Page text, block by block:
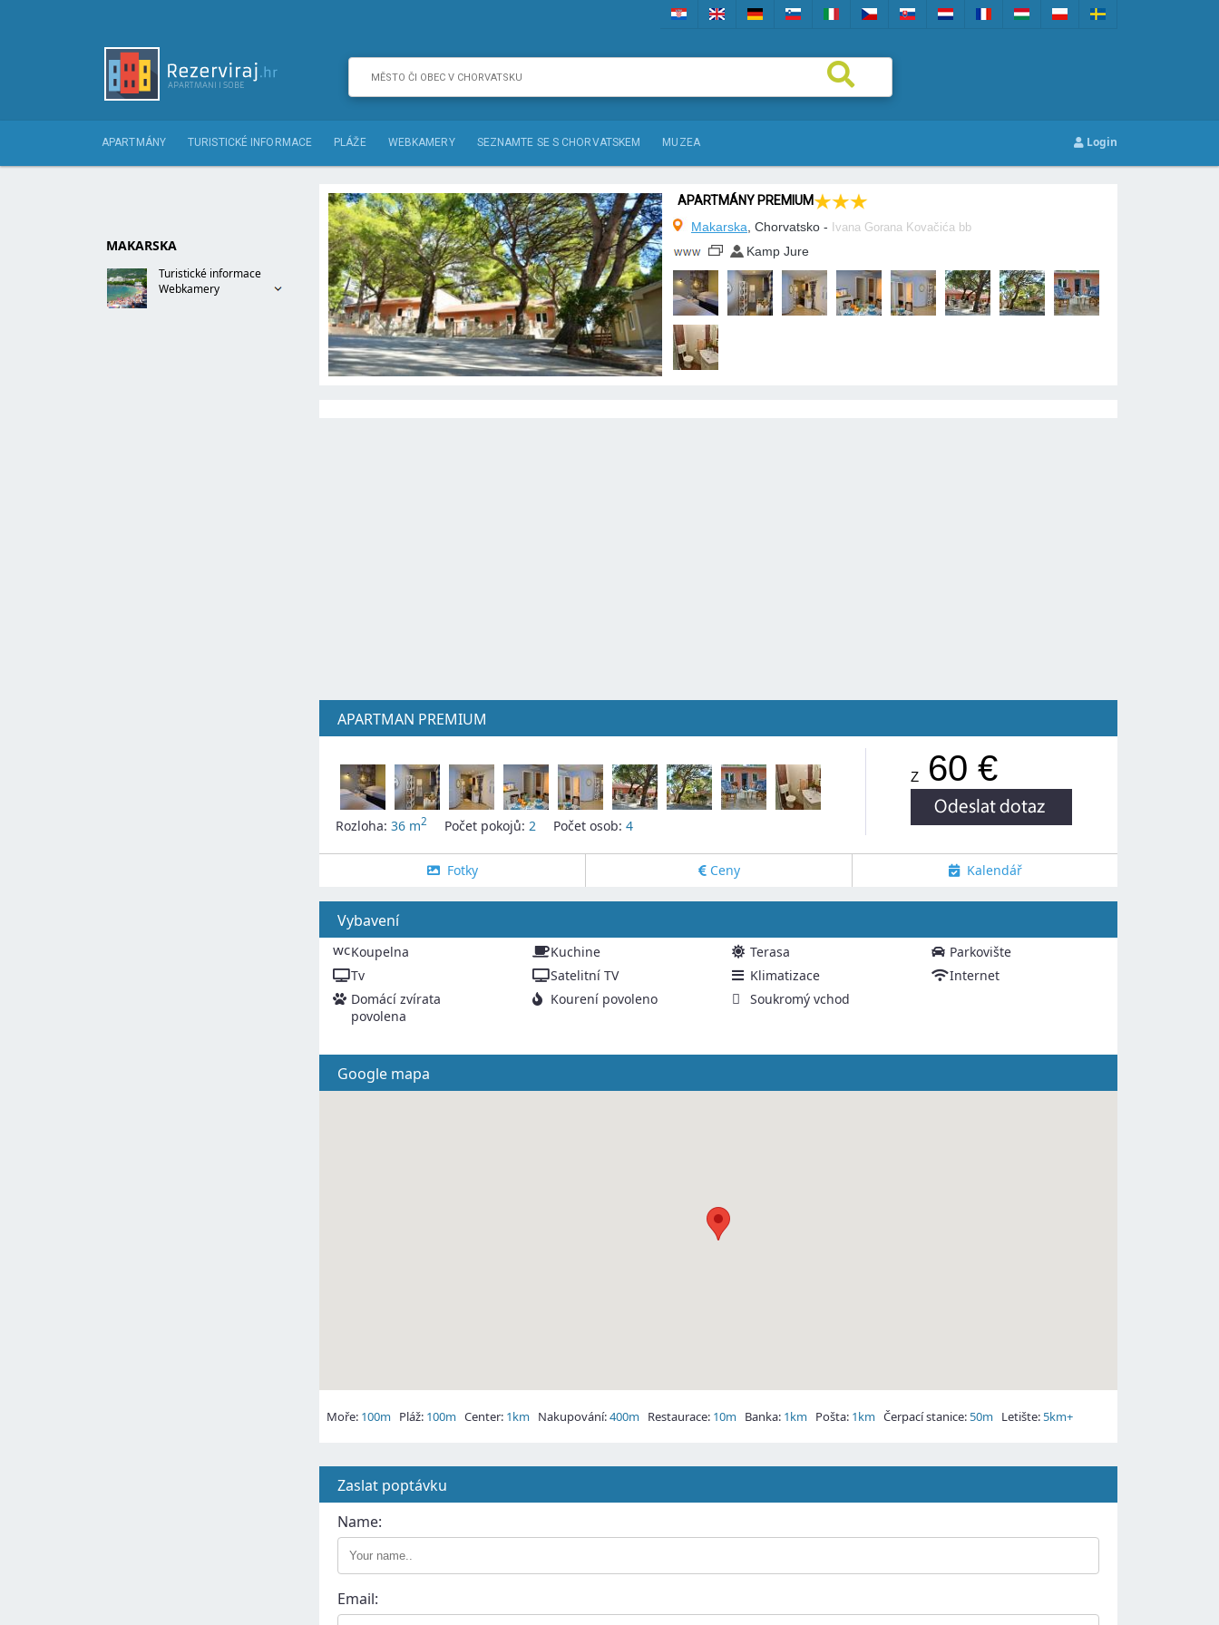
APARTMÁNY TURISTICKÉ INFORMACE PLÁŽE WEBKAMERY SEZNAMTE SE S CHORVATSKEM MUZEA Login
MAKARSKA
Turistické informace
Webkamery
APARTMÁNY PREMIUM
Makarska , Chorvatsko - Ivana Gorana Kovačića bb
Kamp Jure
APARTMAN PREMIUM
Rozloha: 36 m2 Počet pokojů: 2 Počet osob: 4
Z 60 €
Fotky Ceny Kalendář
Vybavení
wcKoupelna Kuchine Terasa
Parkovište
Tv
Satelitní TV Klimatizace
Internet
Domácí zvírata
povolena
Kourení povoleno Soukromý vchod
Google mapa
Moře: 100m Pláž: 100m Center: 1km Nakupování:400m Restaurace: 10m Banka: 1km Pošta: 1km Čerpací stanice: 50m Letište: 5km+
Zaslat poptávku
Name:
Email: